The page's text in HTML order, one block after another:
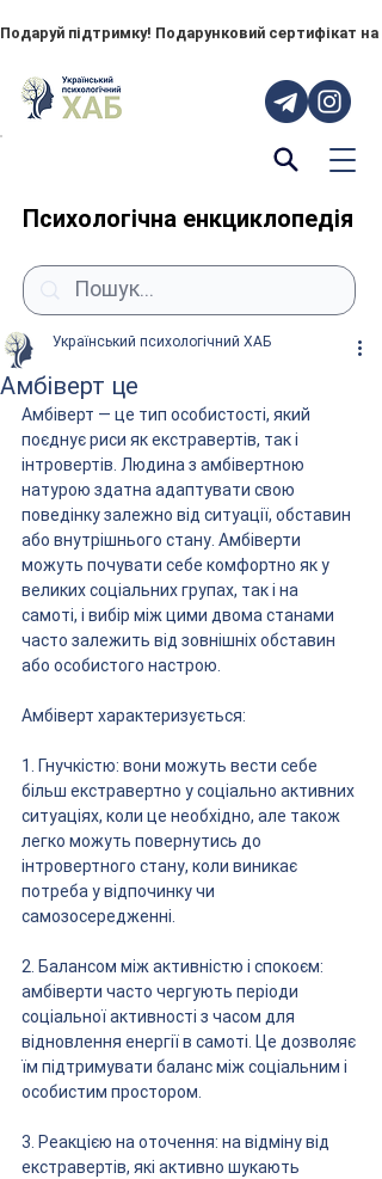
Подаруй підтримку! Подарунковий сертифікат
Психологічна енкциклопедія
Амбіверт це
Український психологічний ХАБ
Амбіверт — це тип особистості, який
поєднує риси як екстравертів, так і
інтровертів. Людина з амбівертною
натурою здатна адаптувати свою
поведінку залежно від ситуації, обставин
або внутрішнього стану. Амбіверти
можуть почувати себе комфортно як у
великих соціальних групах, так і на
самоті, і вибір між цими двома станами
часто залежить від зовнішніх обставин
або особистого настрою.
Амбіверт характеризується:
1. Гнучкістю: вони можуть вести себе
більш екстравертно у соціально активних
ситуаціях, коли це необхідно, але також
легко можуть повернутись до
інтровертного стану, коли виникає
потреба у відпочинку чи
самозосередженні.
2. Балансом між активністю і спокоєм:
амбіверти часто чергують періоди
соціальної активності з часом для
відновлення енергії в самоті. Це дозволяє
їм підтримувати баланс між соціальним і
особистим простором.
3. Реакцією на оточення: на відміну від
екстравертів, які активно шукають